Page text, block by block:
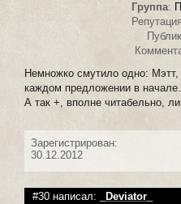
Группа:
Немножко смутило одно:
каждом предложении в начале.
А так +, вполне читабельно,
Зарегистрирован:
30.12.2012
#30 написал: _Deviator_